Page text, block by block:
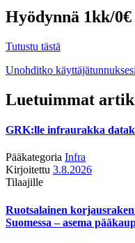
Hyödynnä 1kk/
Tutustu tästä
Unohditko
Luetuimmat
GRK:lle infraurakka
Pääkategoria Infra
Kirjoitettu 3.8.2026
Tilaajille
Ruotsalainen
Suomessa – asema